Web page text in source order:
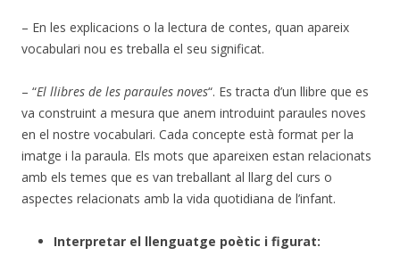
– En les explicacions o la lectura de contes, quan apareix
vocabulari nou es treballa el seu significat.
– “El llibres de les paraules noves“. Es tracta d’un llibre que es
va construint a mesura que anem introduint paraules noves
en el nostre vocabulari. Cada concepte està format per la
imatge i la paraula. Els mots que apareixen estan relacionats
amb els temes que es van treballant al llarg del curs o
aspectes relacionats amb la vida quotidiana de l’infant.
Interpretar el llenguatge poètic i figurat: